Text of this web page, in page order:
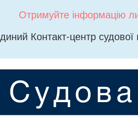
Отримуйте інформацію
Контакт-центр